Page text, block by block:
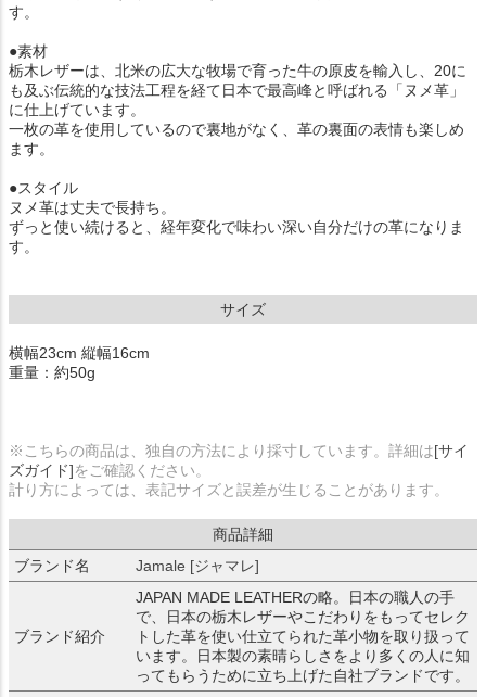
す。
●素材
栃木レザーは、北米の広大な牧場で育った牛の原皮を輸入し、20に
も及ぶ伝統的な技法工程を経て日本で最高峰と呼ばれる「ヌメ革」
に仕上げています。
一枚の革を使用しているので裏地がなく、革の裏面の表情も楽しめ
ます。
●スタイル
ヌメ革は丈夫で長持ち。
ずっと使い続けると、経年変化で味わい深い自分だけの革になりま
す。
サイズ
横幅23cm 縦幅16cm
重量：約50g
※こちらの商品は、独自の方法により採寸しています。詳細は[サイ
ズガイド]をご確認ください。
計り方によっては、表記サイズと誤差が生じることがあります。
商品詳細
ブランド名
Jamale [ジャマレ]
ブランド紹介
JAPAN MADE LEATHERの略。日本の職人の手
で、日本の栃木レザーやこだわりをもってセレク
トした革を使い仕立てられた革小物を取り扱って
います。日本製の素晴らしさをより多くの人に知
ってもらうために立ち上げた自社ブランドです。